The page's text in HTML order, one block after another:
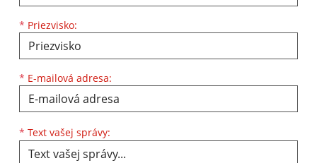
* Priezvisko:
* E-mailová adresa:
* Text vašej správy: